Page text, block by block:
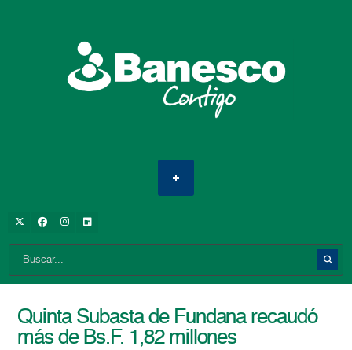
Quinta Subasta de Fundana recaudó
más de Bs.F. 1,82 millones